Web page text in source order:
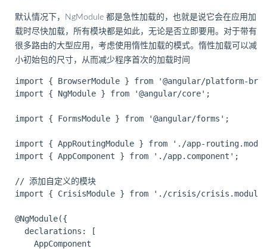
默认情况下，NgModule 都是急性加载的，也就是说它会在应用加
载时尽快加载，所有模块都是如此，无论是否立即要用。对于带有
很多路由的大型应用，考虑使用惰性加载的模式。惰性加载可以减
小初始包的尺寸，从而减少程序首次的加载时间
import { BrowserModule } from '@angular/platform-
import { NgModule } from '@angular/core';
import { FormsModule } from '@angular/forms';
import { AppRoutingModule } from './app-
import { AppComponent } from './app.component';
// 添加自定义的模块
import { CrisisModule } from './crisis/
@NgModule({
  declarations: [
    AppComponent